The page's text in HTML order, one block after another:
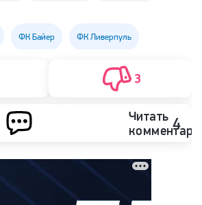
ФК Байер ФК Ливерпуль
3
Читать 4